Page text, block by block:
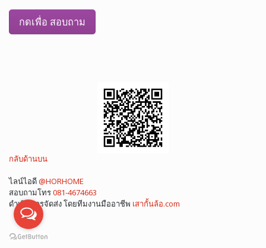
กดเพื่อ สอบถาม
กลับด้านบน
ไลน์ไอดี@HORHOME
สอบถามโทร081-4674663
ดำเนินการจัดส่ง โดยทีมงานมืออาชีพ เสากั้นล้อ.com